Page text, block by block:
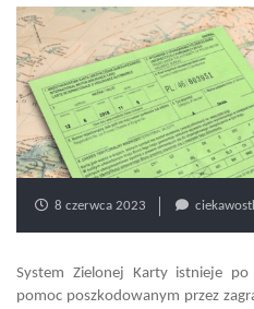
8 czerwca 2023
System Zielonej Karty istnieje
pomoc poszkodowanym przez